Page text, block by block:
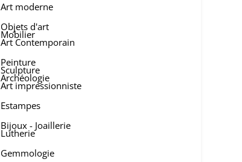
Art moderne
Objets d'art
Mobilier
Art Contemporain
Peinture
Sculpture
Archéologie
Art impressionniste
Estampes
Bijoux - Joaillerie
Lutherie
Gemmologie